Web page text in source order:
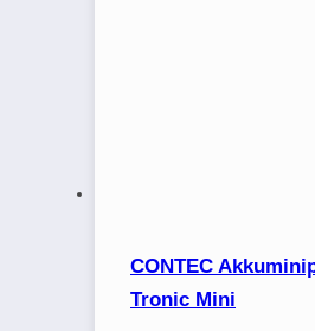
CONTEC
Tronic Mini